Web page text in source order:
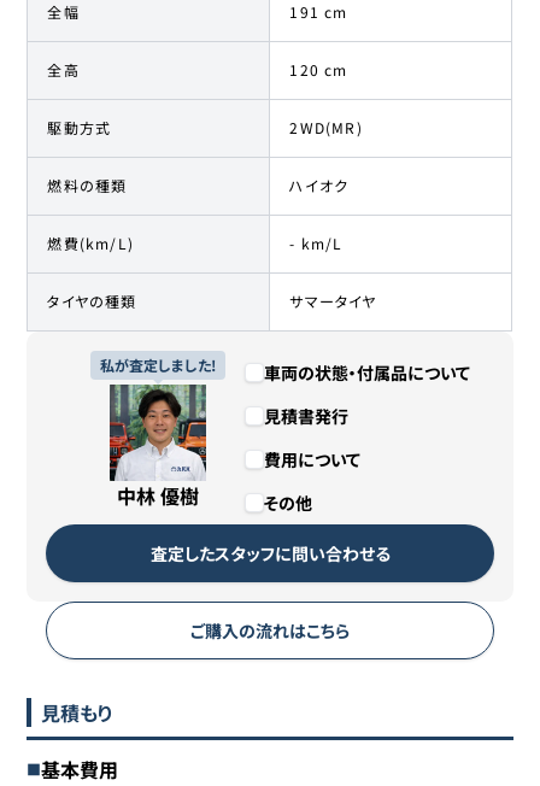
全幅 191 cm
全高 120 cm
駆動方式 2WD(MR)
燃料の種類 ハイオク
燃費(km/L) - km/L
タイヤの種類 サマータイヤ
私が査定しました!
中林 優樹
車両の状態・付属品について
見積書発行
費用について
その他
査定したスタッフに問い合わせる
ご購入の流れはこちら
見積もり
基本費用